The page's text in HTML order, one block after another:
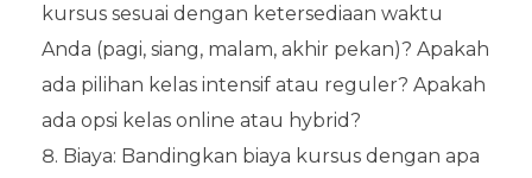
kursus sesuai dengan ketersediaan waktu
Anda (pagi, siang, malam, akhir pekan)? Apakah
ada pilihan kelas intensif atau reguler? Apakah
ada opsi kelas online atau hybrid?
Biaya: Bandingkan biaya kursus dengan apa